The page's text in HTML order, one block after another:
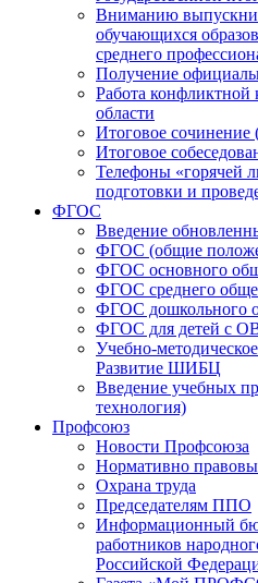
Вниманию
обучающихся
среднего
Получение
Работа конфликтной
области
Итоговое сочинение
Итоговое
Телефоны «горячей
подготовки и
ФГОС
Введение
ФГОС (общие
ФГОС основного
ФГОС среднего
ФГОС дошкольного
ФГОС для детей с
Учебно-
Развитие ШИБЦ
Введение учебных
технология)
Профсоюз
Новости Профсоюза
Нормативно
Охрана труда
Председателям ППО
Информационный
работников
Российской